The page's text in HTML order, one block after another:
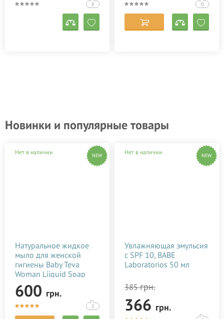
0 0
Новинки и популярные товары
Нет в наличии NEW
Натуральное жидкое
мыло для женской
гигиены Baby Teva
Woman Liiquid Soap
250 мл
600 грн.
2
Нет в наличии NEW
Увлажняющая эмульсия
c SPF 10, BABE
Laboratorios 50 мл
385грн.
366 грн.